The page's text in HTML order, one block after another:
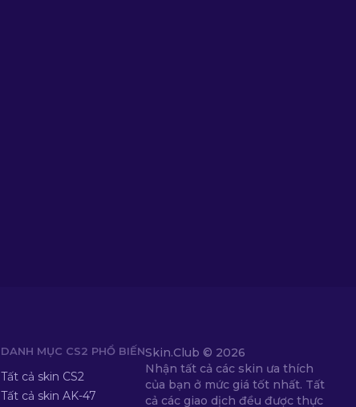
DANH MỤC CS2 PHỔ BIẾN
Tất cả skin CS2
Tất cả skin AK-47
Skin.Club © 2026
Nhận tất cả các skin ưa thích
của bạn ở mức giá tốt nhất. Tất
cả các giao dịch đều được thực